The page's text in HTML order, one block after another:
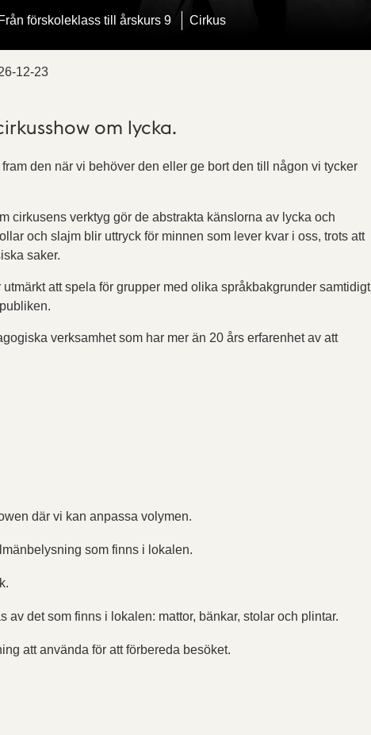
Från förskoleklass till årskurs 9 Cirkus
12-23
om lycka.
den när vi behöver den eller ge bort den till någon vi tycker
cirkusens verktyg gör de abstrakta känslorna av lycka och
och slajm blir uttryck för minnen som lever kvar i oss, trots att
saker.
att spela för grupper med olika språkbakgrunder samtidigt
verksamhet som har mer än 20 års erfarenhet av att
där vi kan anpassa volymen.
som finns i lokalen.
av det som finns i lokalen: mattor, bänkar, stolar och plintar.
att använda för att förbereda besöket.